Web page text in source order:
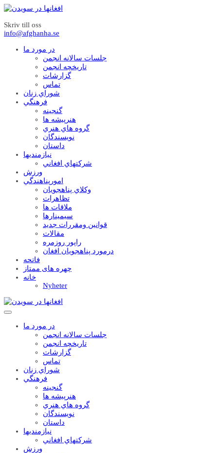
Skriv till oss
info@afghanha.se
در مورد ما
جلسات سالانه انجمن
تاریخچه انجمن
گزارشات
تماس
شوراي زنان
فرهنگي
گنجينه
هنرپيشه ها
گروه هاي هنري
نويسندگان
داستان
نيازمنديها
شرکتهاي افغاني
ورزش
امورپناهندگي
وکلاي پناهجويان
تظاهرات
ملاقات ها
سيمينارها
قوانين ومقررات جديد
مقالات
راپور روزمره
درمورد پناهجويان افغان
فاتحه
چهره های ممتاز
خانه
Nyheter
در مورد ما
جلسات سالانه انجمن
تاریخچه انجمن
گزارشات
تماس
شوراي زنان
فرهنگي
گنجينه
هنرپيشه ها
گروه هاي هنري
نويسندگان
داستان
نيازمنديها
شرکتهاي افغاني
ورزش